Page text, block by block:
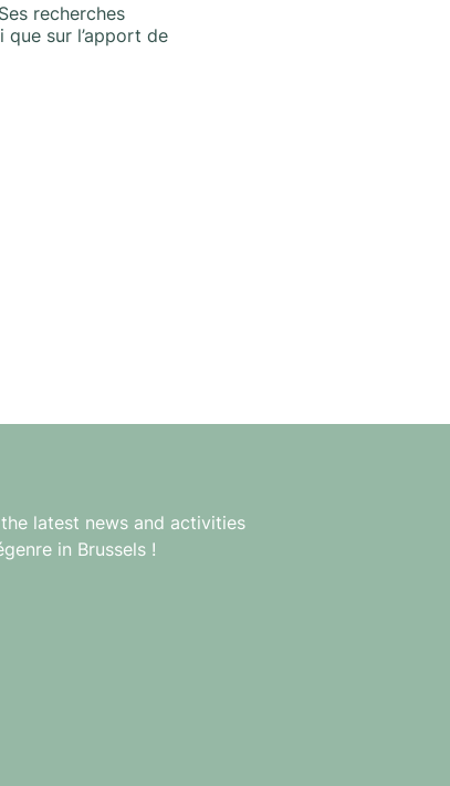
recherches
que sur l’apport de
latest news and activities
in Brussels !